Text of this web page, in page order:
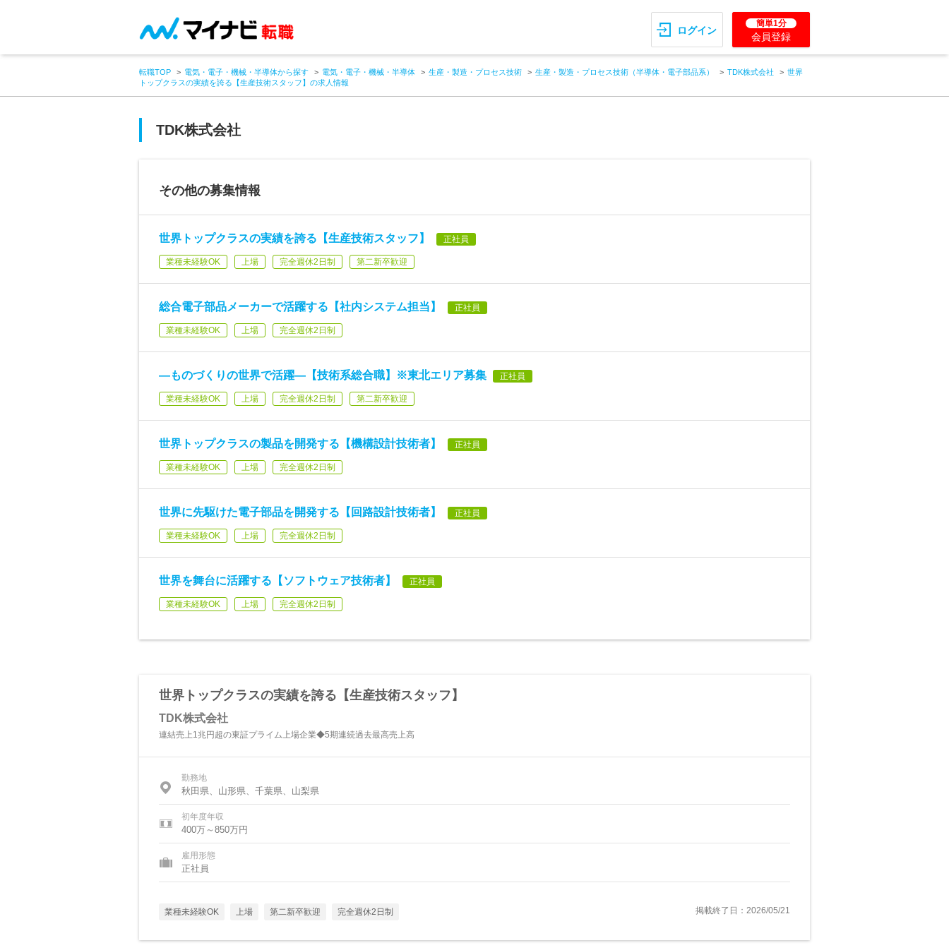
ログイン
簡単1分
会員登録
転職TOP 電気・電子・機械・半導体から探す 電気・電子・機械・半導体 生産・製造・プロセス技術 生産・製造・プロセス技術（半導体・電子部品系） TDK株式会社
世界
トップクラスの実績を誇る【生産技術スタッフ】の求人情報
TDK株式会社
その他の募集情報
世界トップクラスの実績を誇る【生産技術スタッフ】 正社員
業種未経験OK 上場 完全週休2日制 第二新卒歓迎
総合電子部品メーカーで活躍する【社内システム担当】 正社員
業種未経験OK 上場 完全週休2日制
―ものづくりの世界で活躍―【技術系総合職】※東北エリア募集 正社員
業種未経験OK 上場 完全週休2日制 第二新卒歓迎
世界トップクラスの製品を開発する【機構設計技術者】 正社員
業種未経験OK 上場 完全週休2日制
世界に先駆けた電子部品を開発する【回路設計技術者】 正社員
業種未経験OK 上場 完全週休2日制
世界を舞台に活躍する【ソフトウェア技術者】 正社員
業種未経験OK 上場 完全週休2日制
世界トップクラスの実績を誇る【生産技術スタッフ】
TDK株式会社
連結売上1兆円超の東証プライム上場企業◆5期連続過去最高売上高
勤務地
秋田県、山形県、千葉県、山梨県
初年度年収
400万～850万円
雇用形態
正社員
業種未経験OK 上場 第二新卒歓迎 完全週休2日制 掲載終了日：2026/05/21